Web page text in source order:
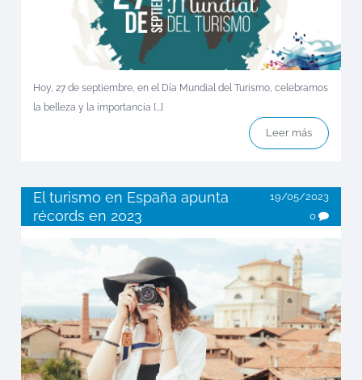
Hoy, 27 de septiembre, en el Día Mundial del Turismo, celebramos
la belleza y la importancia [...]
Leer más
El turismo en España apunta
récords en 2023
19/05/2023
0